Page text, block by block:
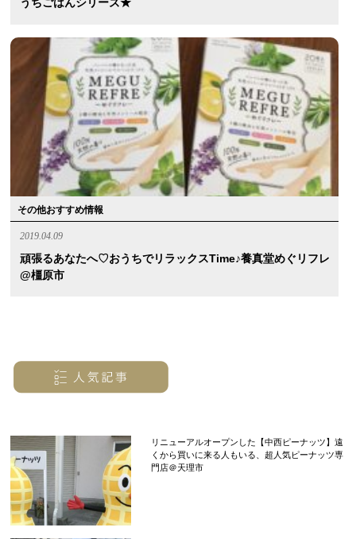
うちごはんシリーズ★
その他おすすめ情報
2019.04.09
頑張るあなたへ♡おうちでリラックスtime♪養真堂めぐリフレ
@橿原市
リニューアルオープンした【中西ピーナッツ】遠
くから買いに来る人もいる、超人気ピーナッツ専
門店＠天理市